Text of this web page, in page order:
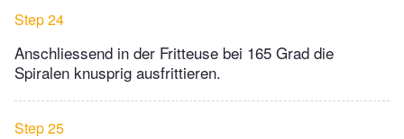
Step 24
Anschliessend in der Fritteuse bei 165 Grad die
Spiralen knusprig ausfrittieren.
Step 25